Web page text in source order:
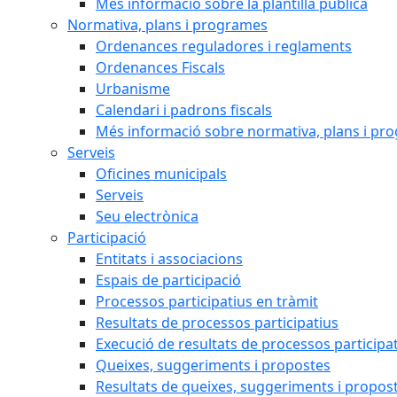
Normativa, plans i programes
Ordenances reguladores i reglaments
Ordenances Fiscals
Urbanisme
Calendari i padrons fiscals
Més informació sobre normativa, plans i
Serveis
Oficines municipals
Serveis
Seu electrònica
Participació
Entitats i associacions
Espais de participació
Processos participatius en tràmit
Resultats de processos participatius
Execució de resultats de processos
Queixes, suggeriments i propostes
Resultats de queixes, suggeriments i